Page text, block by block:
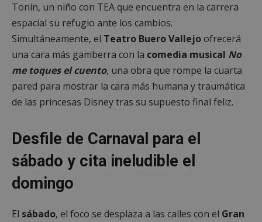
Tonín, un niño con TEA que encuentra en la carrera
espacial su refugio ante los cambios.
Simultáneamente, el Teatro Buero Vallejoofrecerá
una cara más gamberra con la comedia musical No
me toques el cuento, una obra que rompe la cuarta
pared para mostrar la cara más humana y traumática
de las princesas Disney tras su supuesto final feliz.
Desfile de Carnaval para el
sábado y cita ineludible el
domingo
El sábado, el foco se desplaza a las calles con el Gran